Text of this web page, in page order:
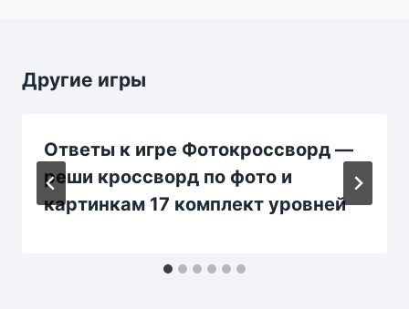
Другие игры
Ответы к игре Фотокроссворд —
реши кроссворд по фото и
картинкам 17 комплект уровней